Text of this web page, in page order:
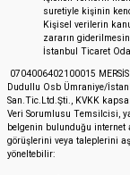
suretiyle kişinin
Kişisel verilerin
zararın
İstanbul Ticaret
0704006402100015
Dudullu Osb Ümraniye/
San.Tic.Ltd.Şti., KVKK
Veri Sorumlusu Temsilcisi,
belgenin bulunduğu internet
görüşlerini veya taleplerini
yöneltebilir: